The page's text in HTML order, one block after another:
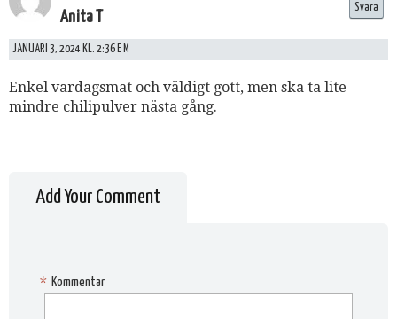
Anita T
JANUARI 3, 2024 KL. 2:36 E M
Enkel vardagsmat och väldigt gott, men ska ta lite
mindre chilipulver nästa gång.
Svara
Add Your Comment
Kommentar
*